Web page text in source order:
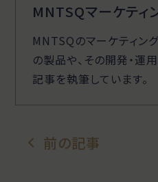
MNTSQマーケティ
MNTSQのマーケティン
の製品や、その開発・運
記事を執筆しています。
前の記事